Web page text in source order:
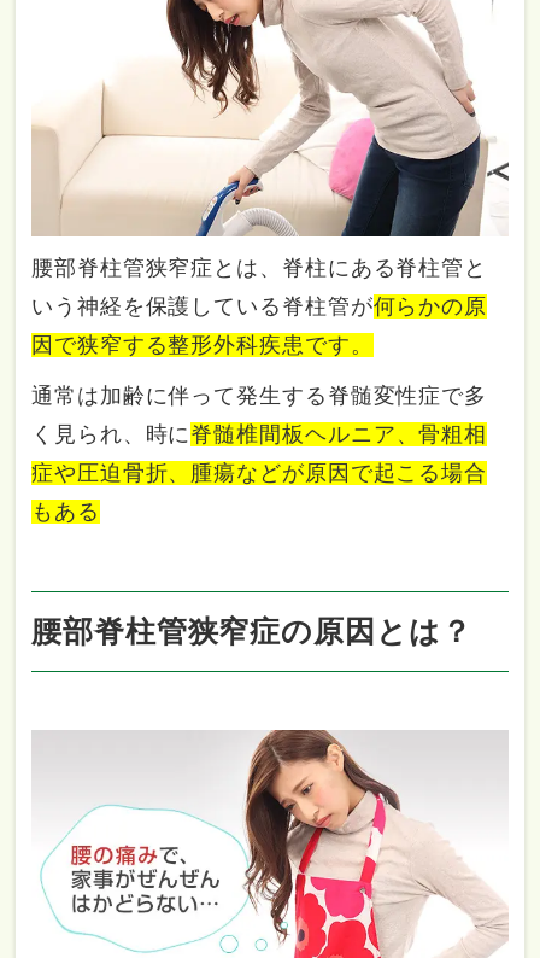
腰部脊柱管狭窄症とは、脊柱にある脊柱管と
いう神経を保護している脊柱管が何らかの原
因で狭窄する整形外科疾患です。
通常は加齢に伴って発生する脊髄変性症で多
く見られ、時に脊髄椎間板ヘルニア、骨粗相
症や圧迫骨折、腫瘍などが原因で起こる場合
もある
腰部脊柱管狭窄症の原因とは？